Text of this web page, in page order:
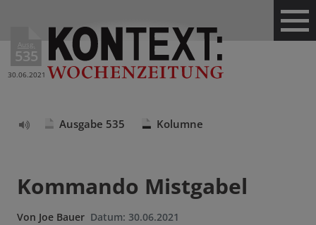
Ausg.
535
30.06.2021
Ausgabe 535 Kolumne
Kommando Mistgabel
Von Joe Bauer Datum: 30.06.2021